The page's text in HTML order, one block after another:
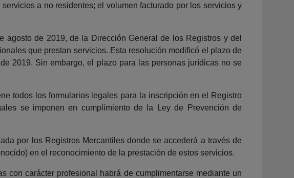
a no residentes; el volumen facturado por los servicios y
de 2019, de la Dirección General de los Registros y del
que prestan servicios. Esta resolución modificó el plazo de
2019. Sin embargo, el plazo para las personas jurídicas no se
todos los formularios legales para la inscripción en el Registro
se imponen en cumplimiento de la Ley de Prevención de
por los Registros Mercantiles donde se accederá a través de
en el reconocimiento de la prestación de estos servicios.
con carácter profesional habrá de cumplimentarse mediante un